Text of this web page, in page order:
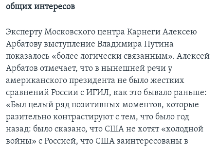
общих интересов
Эксперту Московского центра Карнеги Алексею
Арбатову выступление Владимира Путина
показалось «более логически связанным». Алексей
Арбатов отмечает, что в нынешней речи у
американского президента не было жестких
сравнений России с ИГИЛ, как это бывало раньше:
«Был целый ряд позитивных моментов, которые
разительно контрастируют с тем, что было год
назад: было сказано, что США не хотят «холодной
войны» с Россией, что США заинтересованы в